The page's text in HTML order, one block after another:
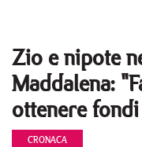
Zio e nipote
Maddalena:
ottenere
CRONACA